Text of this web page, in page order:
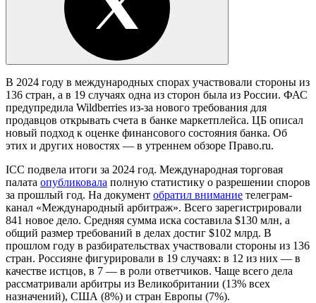
В 2024 году в международных спорах участвовали стороны из
136 стран, а в 19 случаях одна из сторон была из России. ФАС
предупредила Wildberries из-за нового требования для
продавцов открывать счета в банке маркетплейса. ЦБ описал
новый подход к оценке финансового состояния банка. Об
этих и других новостях — в утреннем обзоре Право.ru.
ICC подвела итоги за 2024 год. Международная торговая
палата опубликовала полную статистику о разрешении споров
за прошлый год. На документ обратил внимание телеграм-
канал «Международный арбитраж». Всего зарегистрировали
841 новое дело. Средняя сумма иска составила $130 млн, а
общий размер требований в делах достиг $102 млрд. В
прошлом году в разбирательствах участвовали стороны из 136
стран. Россияне фигурировали в 19 случаях: в 12 из них — в
качестве истцов, в 7 — в роли ответчиков. Чаще всего дела
рассматривали арбитры из Великобритании (13% всех
назначений), США (8%) и стран Европы (7%).